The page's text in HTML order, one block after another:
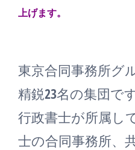
上げます。
東京合同事務所グ
精鋭23名の集団で
行政書士が所属し
士の合同事務所、